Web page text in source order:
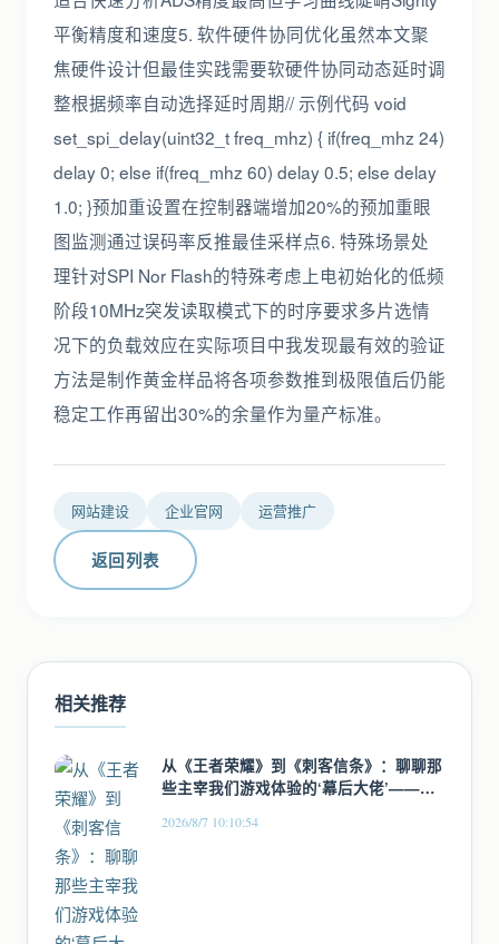
平衡精度和速度5. 软件硬件协同优化虽然本文聚
焦硬件设计但最佳实践需要软硬件协同动态延时调
整根据频率自动选择延时周期// 示例代码 void
set_spi_delay(uint32_t freq_mhz) { if(freq_mhz 24)
delay 0; else if(freq_mhz 60) delay 0.5; else delay
1.0; }预加重设置在控制器端增加20%的预加重眼
图监测通过误码率反推最佳采样点6. 特殊场景处
理针对SPI Nor Flash的特殊考虑上电初始化的低频
阶段10MHz突发读取模式下的时序要求多片选情
况下的负载效应在实际项目中我发现最有效的验证
方法是制作黄金样品将各项参数推到极限值后仍能
稳定工作再留出30%的余量作为量产标准。
网站建设 企业官网 运营推广
返回列表
相关推荐
从《王者荣耀》到《刺客信条》：聊聊那
些主宰我们游戏体验的‘幕后大佬’——游
2026/8/7 10:10:54